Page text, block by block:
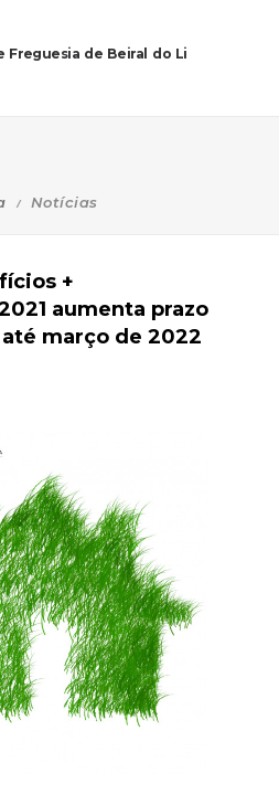
Freguesia de Beiral do Li
Notícias
+
aumenta prazo
março de 2022